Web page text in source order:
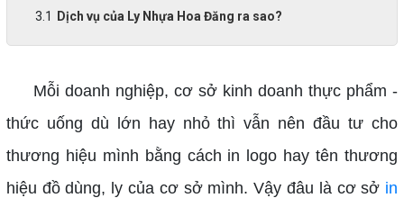
Dịch vụ của Ly Nhựa Hoa Đăng ra sao?
Mỗi doanh nghiệp, cơ sở kinh doanh thực phẩm -
thức uống dù lớn hay nhỏ thì vẫn nên đầu tư cho
thương hiệu mình bằng cách in logo hay tên thương
hiệu đồ dùng, ly của cơ sở mình. Vậy đâu là cơ sở in